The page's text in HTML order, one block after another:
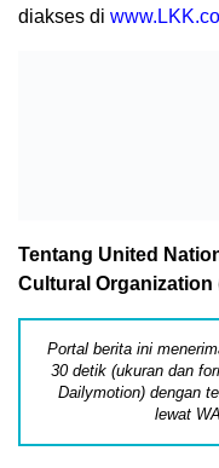
diakses di
Tentang United
Cultural Organization
Portal berita ini
30 detik (ukuran dan
Dailymotion) dengan
lewat